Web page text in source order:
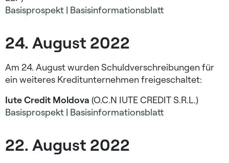
Basisprospekt | Basisinformationsblatt
24. August 2022​
Am 24. August wurden Schuldverschreibungen für
ein weiteres Kreditunternehmen freigeschaltet:
Iute Credit Moldova (O.C.N IUTE CREDIT S.R.L.)
Basisprospekt | Basisinformationsblatt
22. August 2022​